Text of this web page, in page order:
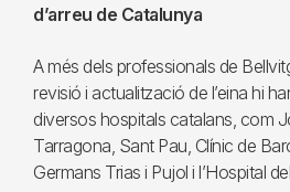
d’arreu de Catalunya
A més dels professionals de
revisió i actualització de l’eina hi
diversos hospitals catalans, com
Tarragona, Sant Pau, Clínic de
Germans Trias i Pujol i l’Hospital